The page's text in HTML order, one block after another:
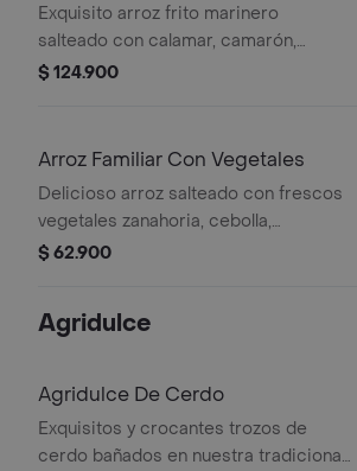
Exquisito arroz frito marinero
salteado con calamar, camarón,
palmito de cangrejo, trocitos de
$ 124.900
Arroz Familiar Con Vegetales
Delicioso arroz salteado con frescos
vegetales zanahoria, cebolla,
pimentón, champiñones, mazorquita
$ 62.900
Agridulce
Agridulce De Cerdo
Exquisitos y crocantes trozos de
cerdo bañados en nuestra tradicional